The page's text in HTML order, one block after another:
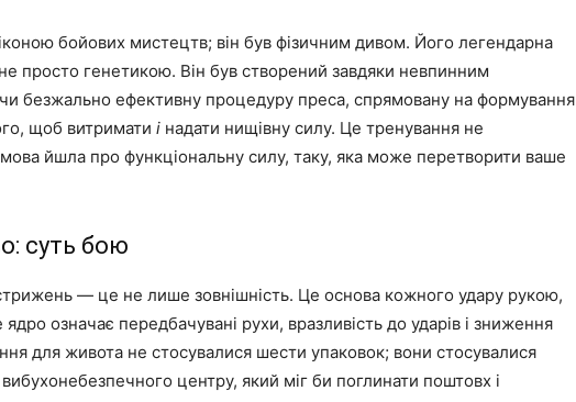
бойових мистецтв; він був фізичним дивом. Його легендарна
просто генетикою. Він був створений завдяки невпинним
безжально ефективну процедуру преса, спрямовану на формування
щоб витримати і надати нищівну силу. Це тренування не
йшла про функціональну силу, таку, яка може перетворити ваше
суть бою
— це не лише зовнішність. Це основа кожного удару рукою,
​​означає передбачувані рухи, вразливість до ударів і зниження
для живота не стосувалися шести упаковок; вони стосувалися
центру, який міг би поглинати поштовх і